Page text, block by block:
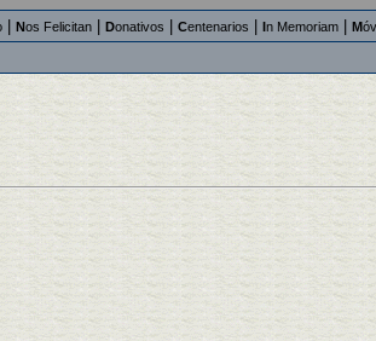
Nos Felicitan Donativos Centenarios In Memoriam M